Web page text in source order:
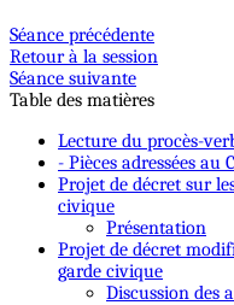
Séance précédente
Retour à la session
Séance suivante
Table des matières
Lecture du procès-
- Pièces adressées au
Projet de décret sur
civique
Présentation
Projet de décret
garde civique
Discussion des